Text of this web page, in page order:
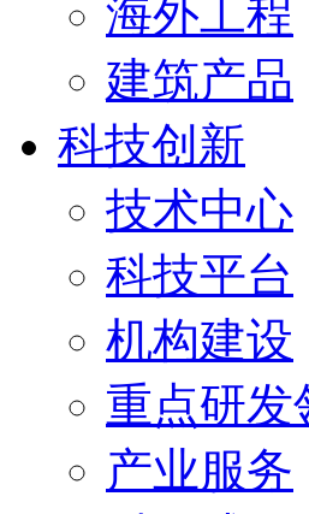
海外工程
建筑产品
科技创新
技术中心
科技平台
机构建设
重点研发
产业服务